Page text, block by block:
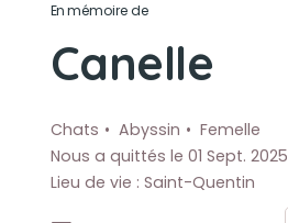
En mémoire de
Canelle
Chats Abyssin
Femelle
Nous a quittés le 01 Sept. 2025
Lieu de vie : Saint-Quentin